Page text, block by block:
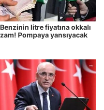
Benzinin litre fiyatına okkalı
zam! Pompaya yansıyacak